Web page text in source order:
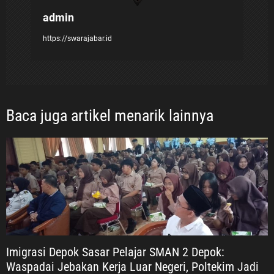
admin
https://swarajabar.id
Baca juga artikel menarik lainnya
Imigrasi Depok Sasar Pelajar SMAN 2 Depok:
Waspadai Jebakan Kerja Luar Negeri, Poltekim Jadi